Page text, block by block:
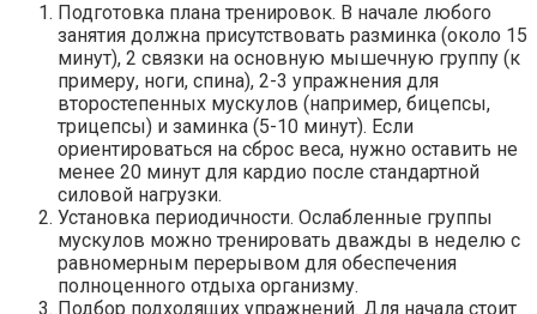
Подготовка плана тренировок. В начале любого
занятия должна присутствовать разминка (около 15
минут), 2 связки на основную мышечную группу (к
примеру, ноги, спина), 2-3 упражнения для
второстепенных мускулов (например, бицепсы,
трицепсы) и заминка (5-10 минут). Если
ориентироваться на сброс веса, нужно оставить не
менее 20 минут для кардио после стандартной
силовой нагрузки.
Установка периодичности. Ослабленные группы
мускулов можно тренировать дважды в неделю с
равномерным перерывом для обеспечения
полноценного отдыха организму.
Подбор подходящих упражнений. Для начала стоит